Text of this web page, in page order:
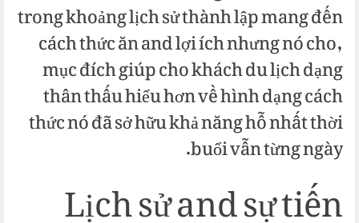
trong khoảng lịch sử thành lập mang đến
cách thức ăn and lợi ích nhưng nó cho,
mục đích giúp cho khách du lịch dạng
thân thấu hiểu hơn về hình dạng cách
thức nó đã sở hữu khả năng hỗ nhất thời
buổi vẫn từng ngày.